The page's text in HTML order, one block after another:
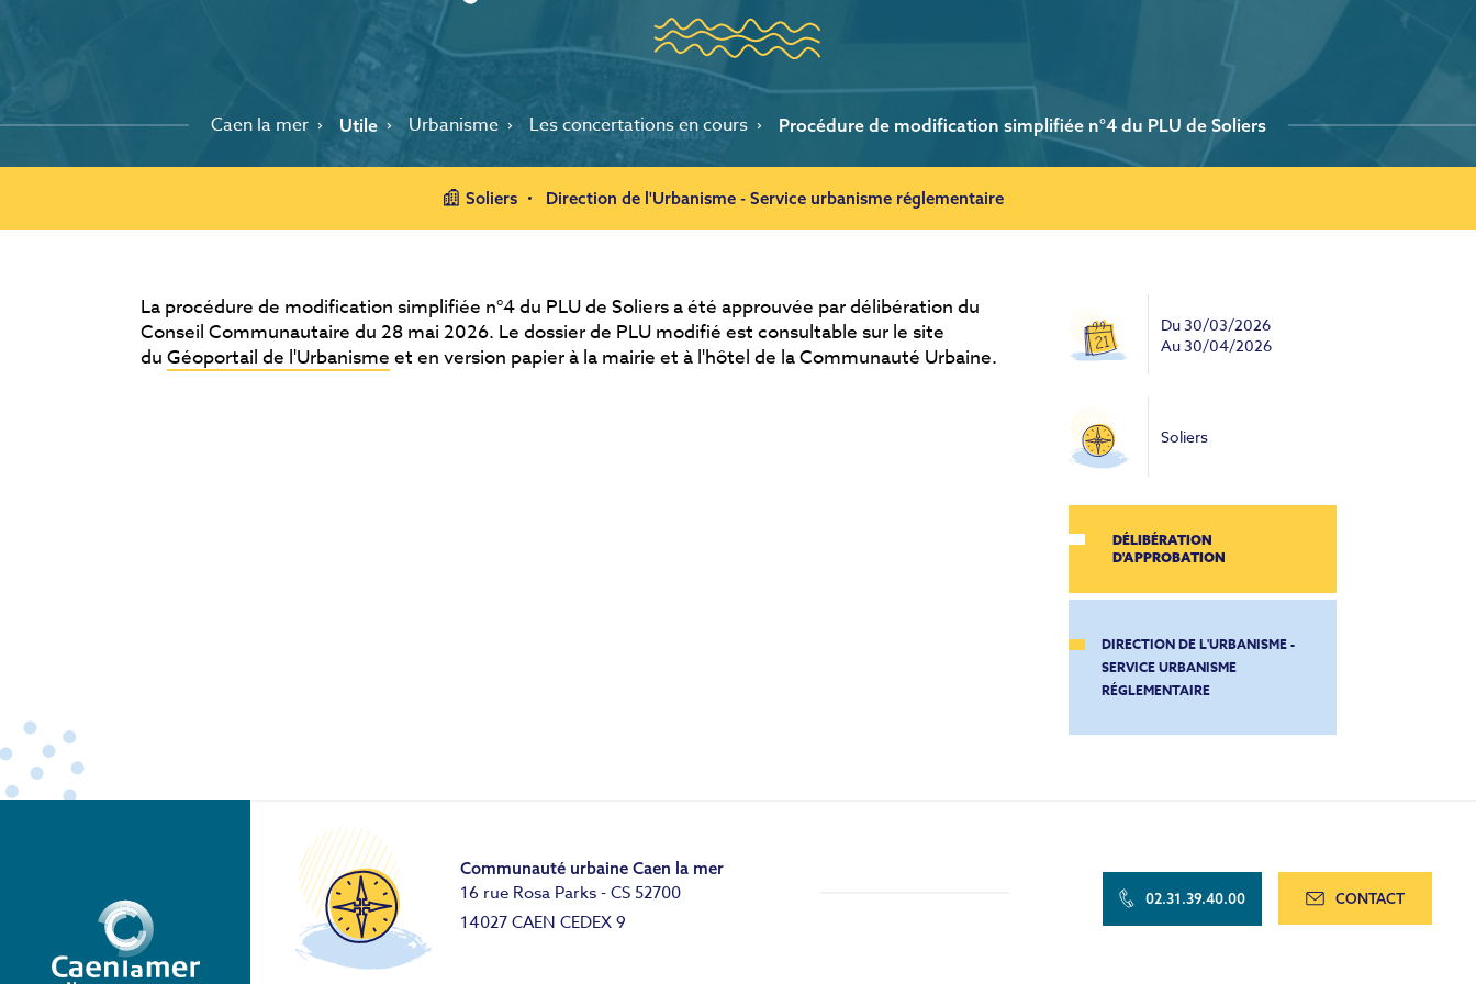
Caen la mer Utile Urbanisme Les concertations en cours Procédure de modification simplifiée n°4 du PLU de Soliers
Soliers Direction de l'Urbanisme - Service urbanisme réglementaire
La procédure de modification simplifiée n°4 du PLU de Soliers a été approuvée par délibération du
Conseil Communautaire du 28 mai 2026. Le dossier de PLU modifié est consultable sur le site
du Géoportail de l'Urbanisme et en version papier à la mairie et à l'hôtel de la Communauté Urbaine.
Du30/03/2026
Au30/04/2026
Soliers
DÉLIBÉRATION
D'APPROBATION
DIRECTION DE L'URBANISME -
SERVICE URBANISME
RÉGLEMENTAIRE
Communauté urbaine Caen la mer
16 rue Rosa Parks - CS 52700
14027 CAEN CEDEX 9
02.31.39.40.00 CONTACT